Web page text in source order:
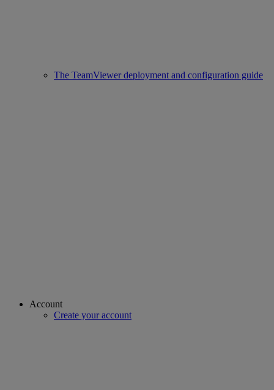
The TeamViewer deployment and configuration guide
Account
Create your account